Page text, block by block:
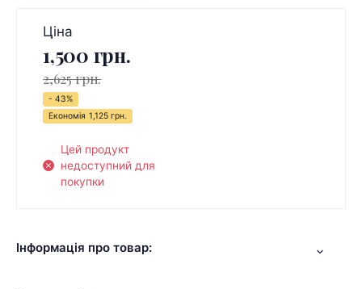
Ціна
1,500 грн.
2,625 грн.
- 43%
Економія 1,125 грн.
Цей продукт
недоступний для
покупки
Інформація про товар: